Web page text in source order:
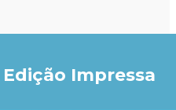
Edição Impressa